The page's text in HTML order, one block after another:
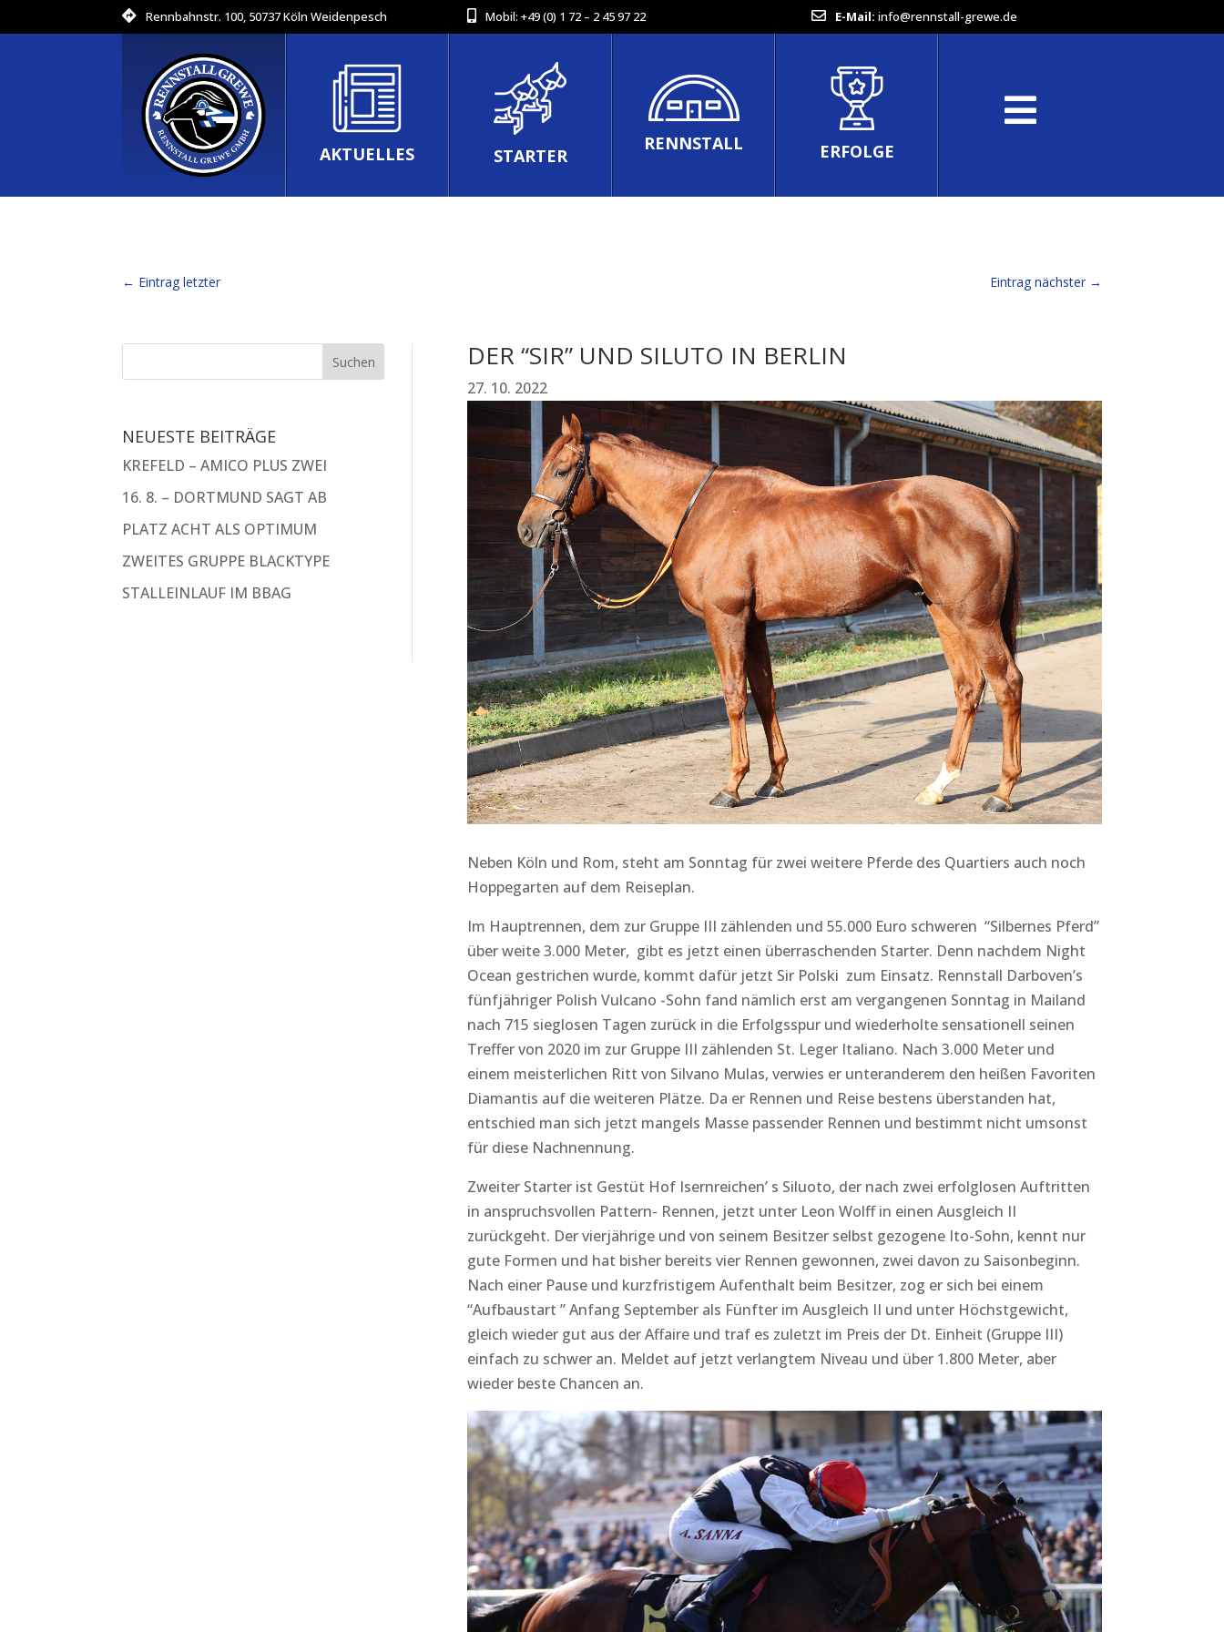
Rennbahnstr. 100, 50737 Köln Weidenpesch Mobil: +49 (0) 1 72 – 2 45 97 22 E-Mail: info@rennstall-grewe.de
AKTUELLES STARTER
RENNSTALL ERFOLGE
← Eintrag letzter Eintrag nächster→
NEUESTE BEITRÄGE
KREFELD – AMICO PLUS ZWEI
16. 8. – DORTMUND SAGT AB
PLATZ ACHT ALS OPTIMUM
ZWEITES GRUPPE BLACKTYPE
STALLEINLAUF IM BBAG
DER “SIR” UND SILUTO IN BERLIN
27. 10. 2022
Neben Köln und Rom, steht am Sonntag für zwei weitere Pferde des Quartiers auch noch
Hoppegarten auf dem Reiseplan.
Im Hauptrennen, dem zur Gruppe III zählenden und 55.000 Euro schweren “Silbernes Pferd”
über weite 3.000 Meter, gibt es jetzt einen überraschenden Starter. Denn nachdem Night
Ocean gestrichen wurde, kommt dafür jetzt Sir Polski zum Einsatz. Rennstall Darboven’s
fünfjähriger Polish Vulcano -Sohn fand nämlich erst am vergangenen Sonntag in Mailand
nach 715 sieglosen Tagen zurück in die Erfolgsspur und wiederholte sensationell seinen
Treffer von 2020 im zur Gruppe III zählenden St. Leger Italiano. Nach 3.000 Meter und
einem meisterlichen Ritt von Silvano Mulas, verwies er unteranderem den heißen Favoriten
Diamantis auf die weiteren Plätze. Da er Rennen und Reise bestens überstanden hat,
entschied man sich jetzt mangels Masse passender Rennen und bestimmt nicht umsonst
für diese Nachnennung.
Zweiter Starter ist Gestüt Hof Isernreichen’ s Siluoto, der nach zwei erfolglosen Auftritten
in anspruchsvollen Pattern- Rennen, jetzt unter Leon Wolff in einen Ausgleich II
zurückgeht. Der vierjährige und von seinem Besitzer selbst gezogene Ito-Sohn, kennt nur
gute Formen und hat bisher bereits vier Rennen gewonnen, zwei davon zu Saisonbeginn.
Nach einer Pause und kurzfristigem Aufenthalt beim Besitzer, zog er sich bei einem
“Aufbaustart ” Anfang September als Fünfter im Ausgleich II und unter Höchstgewicht,
gleich wieder gut aus der Affaire und traf es zuletzt im Preis der Dt. Einheit (Gruppe III)
einfach zu schwer an. Meldet auf jetzt verlangtem Niveau und über 1.800 Meter, aber
wieder beste Chancen an.